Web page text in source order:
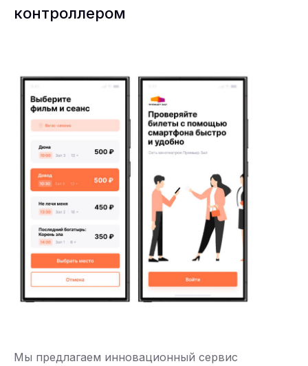
контроллером
Мы предлагаем инновационный сервис